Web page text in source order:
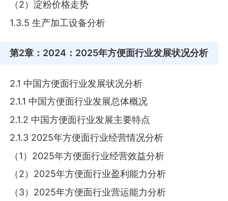
（2）淀粉价格走势
1.3.5 生产加工设备分析
第2章 ：2024：2025年方便面行业发展状况分析
2.1 中国方便面行业发展状况分析
2.1.1 中国方便面行业发展总体概况
2.1.2 中国方便面行业发展主要特点
2.1.3 2025年方便面行业经营情况分析
（1）2025年方便面行业经营效益分析
（2）2025年方便面行业盈利能力分析
（3）2025年方便面行业营运能力分析